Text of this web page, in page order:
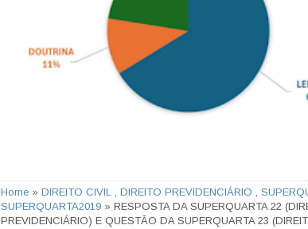
Home » DIREITO CIVIL , DIREITO PREVIDENCIÁRIO ,
SUPERQUARTA2019 » RESPOSTA DA SUPERQUARTA 22
PREVIDENCIÁRIO) E QUESTÃO DA SUPERQUARTA 23